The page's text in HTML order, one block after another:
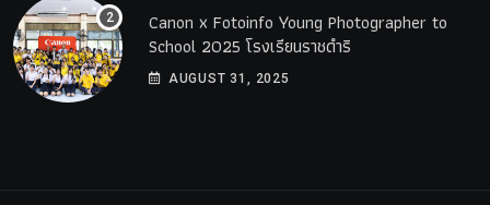
Canon x Fotoinfo​ Young​ Photographer to
School 2025 โรงเรียนราชดำริ
AUGUST 31, 2025